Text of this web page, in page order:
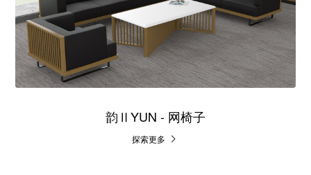
韵ⅡYUN - 网椅子
探索更多